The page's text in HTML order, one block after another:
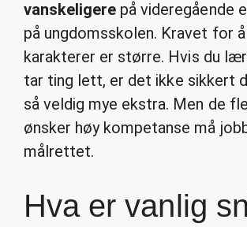
vanskeligere på videregående
på ungdomsskolen. Kravet for
karakterer er større. Hvis du
tar ting lett, er det ikke sikkert
så veldig mye ekstra. Men de
ønsker høy kompetanse må
målrettet.
Hva er vanlig